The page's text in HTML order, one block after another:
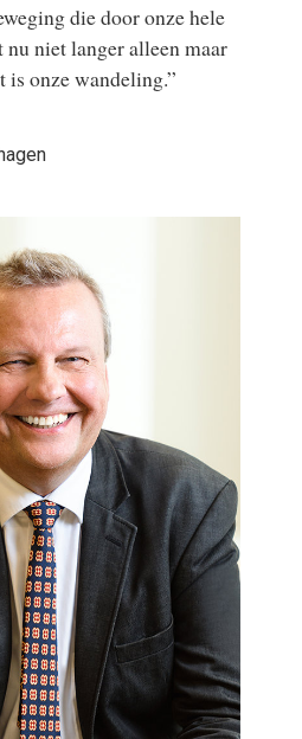
die door onze hele
nu niet langer alleen maar
onze wandeling.”